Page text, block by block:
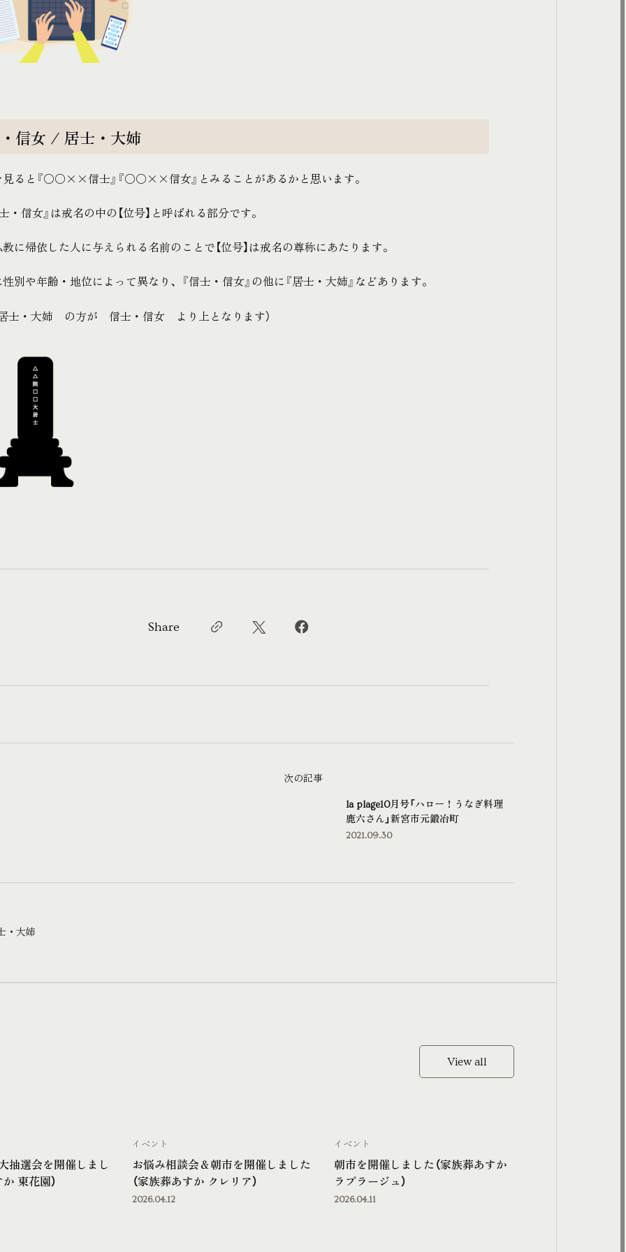
信女 / 居士・大姉
見ると『○○××信士』『○○××信女』とみることがあるかと思います。
・信女』は戒名の中の【位号】と呼ばれる部分です。
に帰依した人に与えられる名前のことで【位号】は戒名の尊称にあたります。
性別や年齢・地位によって異なり、『信士・信女』の他に『居士・大姉』などあります。
士・大姉 の方が 信士・信女 より上となります）
Share
次の記事
la plage10月号「ハロー！うなぎ料理
鹿六さん」新宮市元鍛冶町
2021.09.30
・大姉
View all
抽選会を開催しまし
東花園）
お悩み相談会＆朝市を開催しました
（家族葬あすか クレリア）
イベント
2026.04.12
朝市を開催しました（家族葬あすか
ラプラージュ）
イベント
2026.04.11